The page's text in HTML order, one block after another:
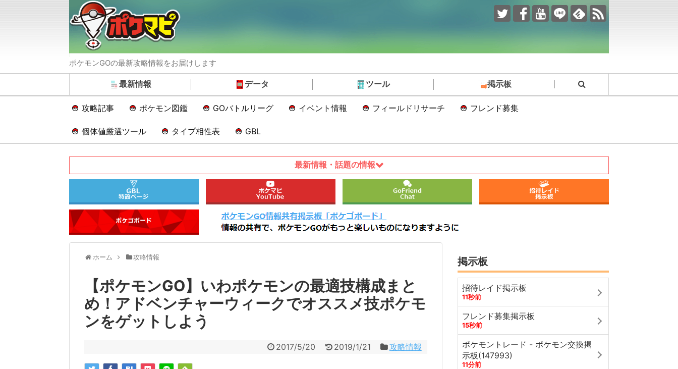
ポケモンGOの最新攻略情報をお届けします
最新情報 データ ツール 掲示板
攻略記事 ポケモン図鑑 GOバトルリーグ イベント情報 フィールドリサーチ フレンド募集
個体値厳選ツール タイプ相性表 GBL
最新情報・話題の情報
ホーム 攻略情報
【ポケモンGO】いわポケモンの最適技構成まと
め！アドベンチャーウィークでオススメ技ポケモ
ンをゲットしよう
2017/5/20 2019/1/21 攻略情報
掲示板
招待レイド掲示板
11秒前
フレンド募集掲示板
15秒前
ポケモントレード - ポケモン交換掲
示板(147993)
11分前